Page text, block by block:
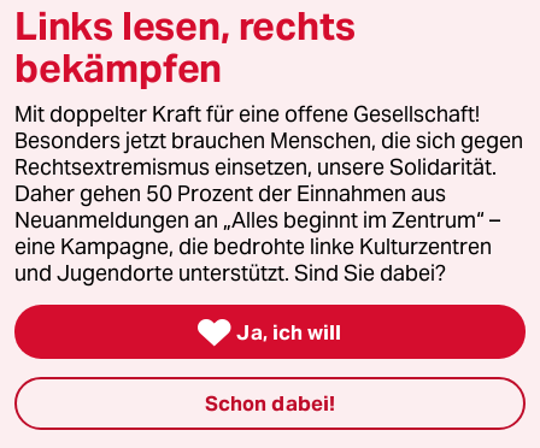
MOTZARELLA
25.06.2014,20:26 Uhr
Waffenexport bringt Geld.
Opfer aufnehmen kostet Geld.
Je weniger Flüchtlinge wir aufnehmen,
desto höher ist der Profit.
mißbraucht werden Flüchtlinge.
(Mülheimer Flüchtlingsrat & Die Ruhrkanacker)
Links lesen, rechts
bekämpfen
Mit doppelter Kraft für eine offene Gesellschaft!
Besonders jetzt brauchen Menschen, die sich gegen
Rechtsextremismus einsetzen, unsere Solidarität.
Daher gehen 50 Prozent der Einnahmen aus
Neuanmeldungen an „Alles beginnt im Zentrum“ –
eine Kampagne, die bedrohte linke Kulturzentren
und Jugendorte unterstützt. Sind Sie dabei?
 Ja, ich will
Schon dabei!